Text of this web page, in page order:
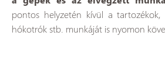
pontos helyzetén kívül a
hókotrók stb. munkáját is nyomon